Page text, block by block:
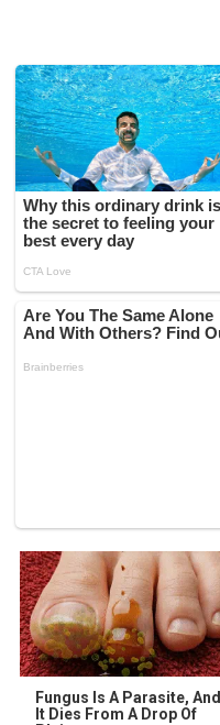
Fungus Is A Parasite, And
It Dies From A Drop Of